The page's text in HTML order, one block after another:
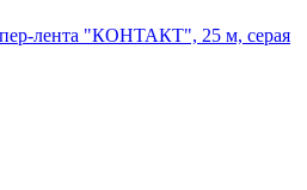
лента "КОНТАКТ", 25 м, серая